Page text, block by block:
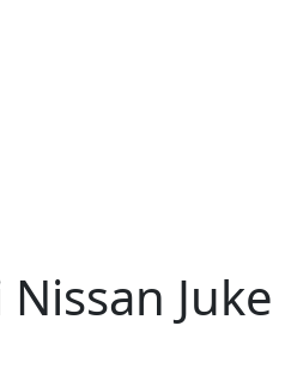
Nissan